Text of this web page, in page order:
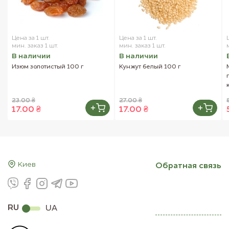
Витамин В1.....................0.31 мг
Железо............................4.0 мг
Цена за 1 шт.
мин. заказ 1 шт.
В наличии
Изюм золотистый 100 г
23.00 ₴
17.00 ₴
Цена за 1 шт.
мин. заказ 1 шт.
В наличии
Кунжут белый 100 г
27.00 ₴
17.00 ₴
Киев
RU UA
Обратная связь